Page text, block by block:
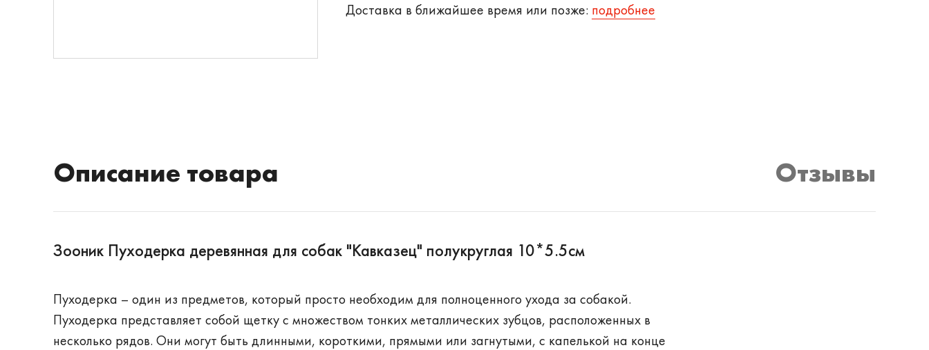
Доставка в ближайшее время или позже: подробнее
Описание товара Отзывы
Зооник Пуходерка деревянная для собак "Кавказец" полукруглая 10*5.5см
Пуходерка – один из предметов, который просто необходим для полноценного ухода за собакой.
Пуходерка представляет собой щетку с множеством тонких металлических зубцов, расположенных в
несколько рядов. Они могут быть длинными, короткими, прямыми или загнутыми, с капелькой на конце